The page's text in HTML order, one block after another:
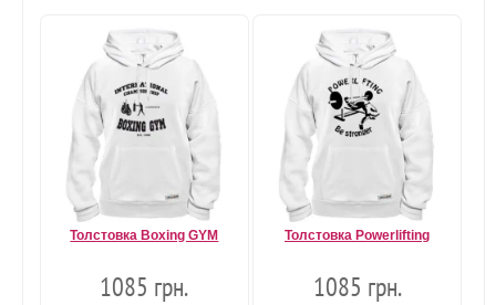
Толстовка Boxing GYM
1085 грн.
Толстовка Powerlifting
1085 грн.